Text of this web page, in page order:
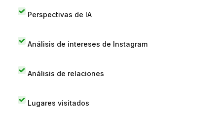
Perspectivas de IA
Análisis de intereses de Instagram
Análisis de relaciones
Lugares visitados